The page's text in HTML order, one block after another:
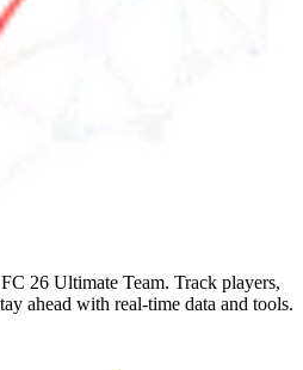
26 Ultimate Team. Track players,
ahead with real-time data and tools.